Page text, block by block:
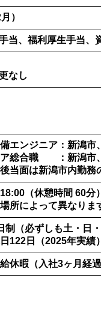
）
当、福利厚生手当、
なし
エンジニア：新潟市
ア総合職 ：新潟市
当面は新潟市内勤
（休憩時間 60分）
所によって異なりま
制（必ずしも土・日
122日（2025年実績）
休暇（入社3ヶ月経